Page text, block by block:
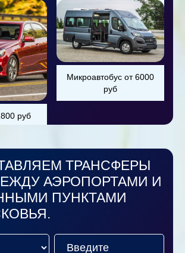
Универсал от 800 руб
руб
Микроавтобус от 6000
руб
ТРАНСФЕРЫ
АЭРОПОРТАМИ И
ПУНКТАМИ